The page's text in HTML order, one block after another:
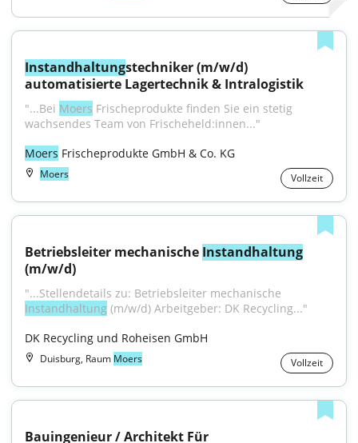
Instandhaltungstechniker (m/w/d)
automatisierte Lagertechnik & Intralogistik
"...Bei Moers Frischeprodukte finden Sie ein stetig
wachsendes Team von Frischeheld:innen..."
Moers Frischeprodukte GmbH & Co. KG
Moers Vollzeit
Betriebsleiter mechanische Instandhaltung
(m/w/d)
Instandhaltung (m/w/d) Arbeitgeber: DK Recycling..."
DK Recycling und Roheisen GmbH
Duisburg, Raum Moers Vollzeit
Bauingenieur / Architekt Für